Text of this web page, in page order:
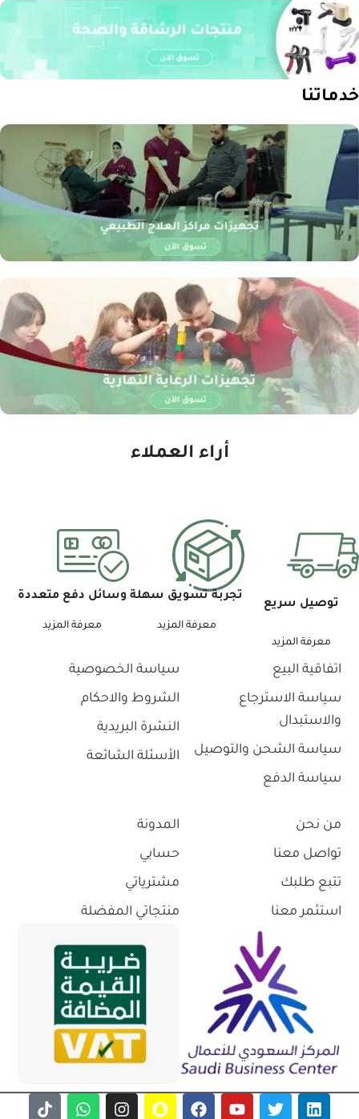
خدماتنا
أراء العملاء
توصيل سريع
معرفة المزيد
تجربة تسويق سهلة
معرفة المزيد
وسائل دفع متعددة
معرفة المزيد
اتفاقية البيع
سياسة الاسترجاع
والاستبدال
سياسة الشحن والتوصيل
سياسة الدفع
سياسة الخصوصية
الشروط والاحكام
النشرة البريدية
الأسئلة الشائعة
من نحن
تواصل معنا
تتبع طلبك
استثمر معنا
المدونة
حسابي
مشترياتي
منتجاتي المفضلة